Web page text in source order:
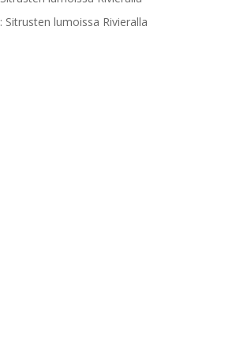
: Sitrusten lumoissa Rivieralla